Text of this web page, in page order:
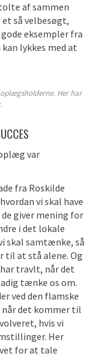
af sammen
så velbesøgt,
eksempler fra
lykkes med at
Her har
var
fra Roskilde
vi skal have
giver mening for
i det lokale
skal samtænke, så
til at stå alene. Og
har travlt, når det
tænke os om.
ved den flamske
det kommer til
hvis vi
Her
for at tale